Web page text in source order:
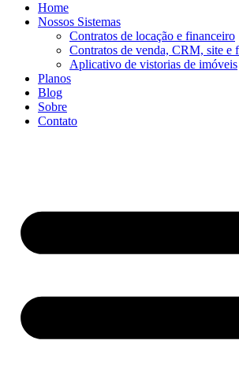
Home
Nossos Sistemas
Contratos de locação e financeiro
Contratos de venda, CRM, site e
Aplicativo de vistorias de imóveis
Planos
Blog
Sobre
Contato